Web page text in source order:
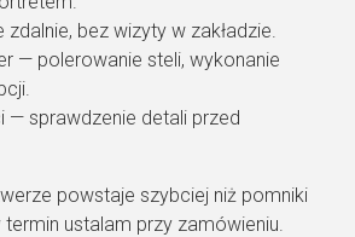
zdalnie, bez wizyty w zakładzie.
— polerowanie steli, wykonanie
— sprawdzenie detali przed
powstaje szybciej niż pomniki
termin ustalam przy zamówieniu.